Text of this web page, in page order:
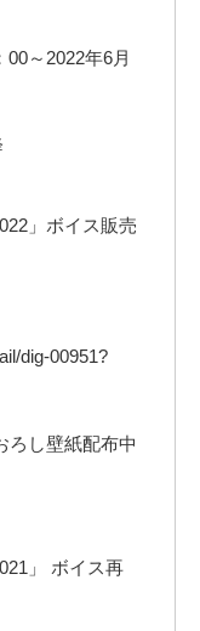
00～2022年6月
」ボイス販売
dig-00951?
し壁紙配布中
」 ボイス再